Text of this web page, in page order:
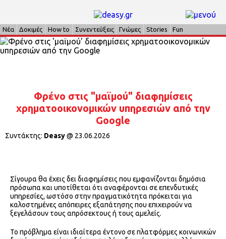
Νέα Δοκιμές How to Συνεντεύξεις Γνώμες Stories Fun
Φρένο στις "μαϊμού" διαφημίσεις
χρηματοοικονομικών υπηρεσιών από την
Google
Συντάκτης: Deasy@ 23.06.2026
Σίγουρα θα έχεις δει διαφημίσεις που εμφανίζονται δημόσια
πρόσωπα και υποτίθεται ότι αναφέρονται σε επενδυτικές
υπηρεσίες, ωστόσο στην πραγματικότητα πρόκειται για
καλοστημένες απόπειρες εξαπάτησης που επιχειρούν να
ξεγελάσουν τους απρόσεκτους ή τους αμελείς.
Το πρόβλημα είναι ιδιαίτερα έντονο σε πλατφόρμες κοινωνικών